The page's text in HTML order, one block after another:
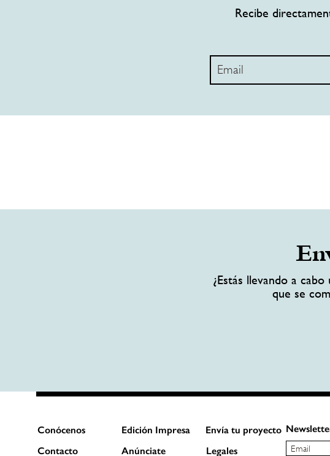
Recibe
¿Estás llevando a
que se
Conócenos Edición Impresa
Envía tu proyecto
Contacto
Anúnciate Legales